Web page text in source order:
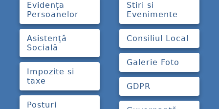
Evidența
Persoanelor
Asistență
Socială
Impozite si
taxe
Posturi
Stiri si
Evenimente
Consiliul Local
Galerie Foto
GDPR